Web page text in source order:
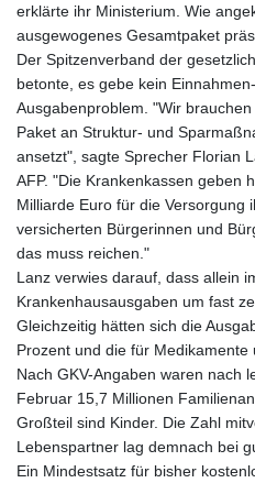
erklärte ihr Ministerium. Wie
ausgewogenes Gesamtpaket
Der Spitzenverband der
betonte, es gebe kein
Ausgabenproblem. "Wir
Paket an Struktur- und
ansetzt", sagte Sprecher Florian
AFP. "Die Krankenkassen geben
Milliarde Euro für die Versorgung
versicherten Bürgerinnen und
das muss reichen."
Lanz verwies darauf, dass allein
Krankenhausausgaben um fast
Gleichzeitig hätten sich die
Prozent und die für Medikamente
Nach GKV-Angaben waren nach
Februar 15,7 Millionen
Großteil sind Kinder. Die Zahl
Lebenspartner lag demnach bei
Ein Mindestsatz für bisher